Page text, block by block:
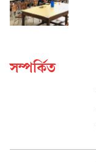
সম্পর্কিত